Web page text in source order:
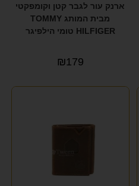
ארנק עור לגבר קטן וקומפקטי
מבית המותג TOMMY
HILFIGER טומי הילפיגר
₪179